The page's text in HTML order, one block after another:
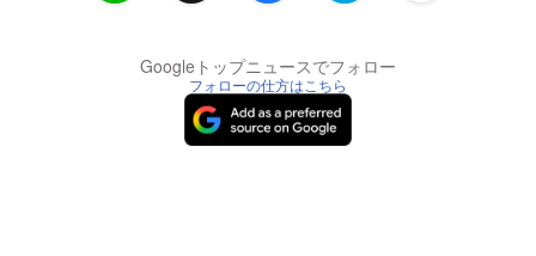
Googleトップニュースでフォロー
フォローの仕方はこちら